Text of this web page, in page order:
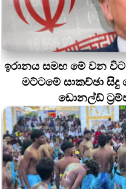
ඉරානය සමඟ මේ වන විට
මට්ටමේ සාකච්ඡා සිදු
ඩොනල්ඩ්